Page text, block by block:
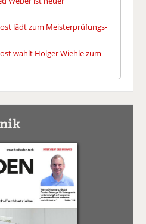
lädt zum Meisterprüfungs-
wählt Holger Wiehle zum